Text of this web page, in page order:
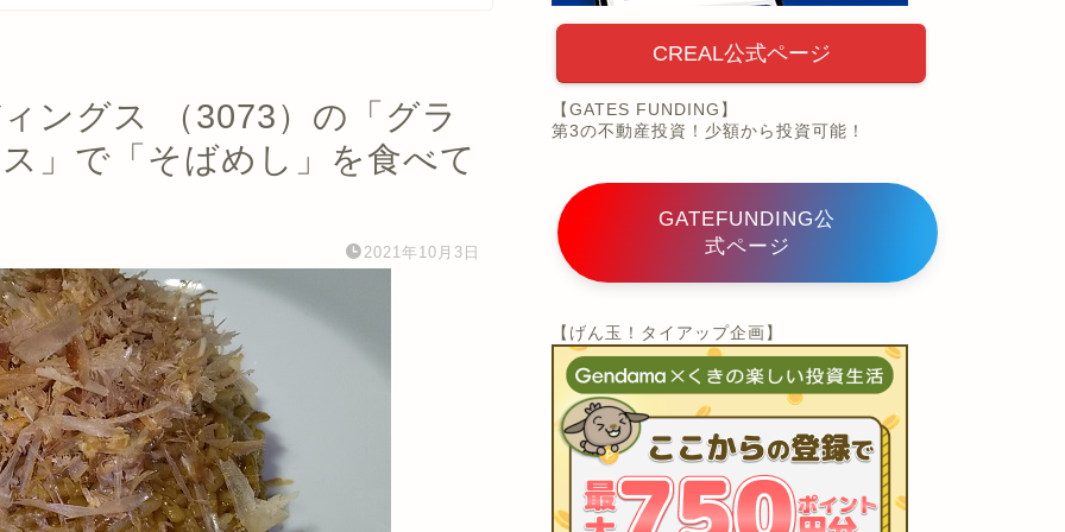
ングス （3073）の「グラ
」で「そばめし」を食べて
2021年10月3日
CREAL公式ページ
【GATES FUNDING】
第3の不動産投資！少額から投資可能！
GATEFUNDING公
式ページ
【げん玉！タイアップ企画】